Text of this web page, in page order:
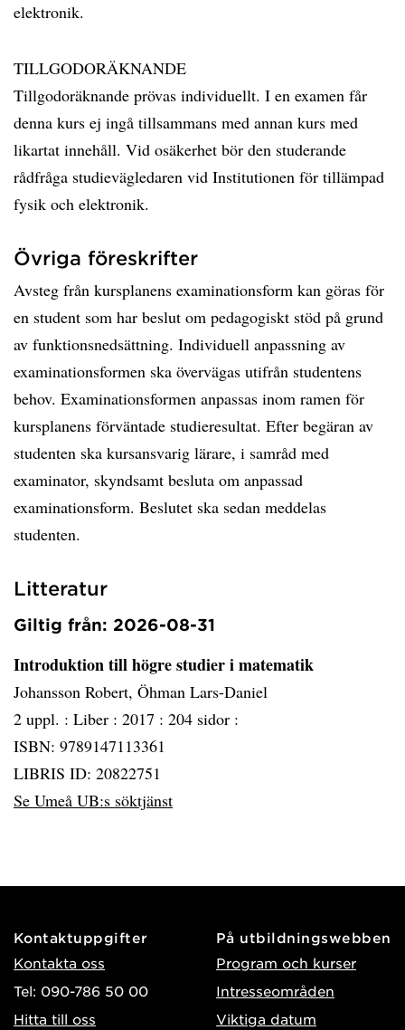
elektronik.
TILLGODORÄKNANDE
Tillgodoräknande prövas individuellt. I en examen får
denna kurs ej ingå tillsammans med annan kurs med
likartat innehåll. Vid osäkerhet bör den studerande
rådfråga studievägledaren vid Institutionen för tillämpad
fysik och elektronik.
Övriga föreskrifter
Avsteg från kursplanens examinationsform kan göras för
en student som har beslut om pedagogiskt stöd på grund
av funktionsnedsättning. Individuell anpassning av
examinationsformen ska övervägas utifrån studentens
behov. Examinationsformen anpassas inom ramen för
kursplanens förväntade studieresultat. Efter begäran av
studenten ska kursansvarig lärare, i samråd med
examinator, skyndsamt besluta om anpassad
examinationsform. Beslutet ska sedan meddelas
studenten.
Litteratur
Giltig från: 2026-08-31
Introduktion till högre studier i matematik
Johansson Robert, Öhman Lars-Daniel
2 uppl. : Liber : 2017 : 204 sidor :
ISBN: 9789147113361
LIBRIS ID: 20822751
Se Umeå UB:s söktjänst
Kontaktuppgifter
Kontakta oss
Tel: 090-786 50 00
Hitta till oss
På utbildningswebben
Program och kurser
Intresseområden
Viktiga datum